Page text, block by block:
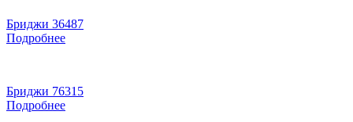
Бриджи 36487
Подробнее
Бриджи 76315
Подробнее